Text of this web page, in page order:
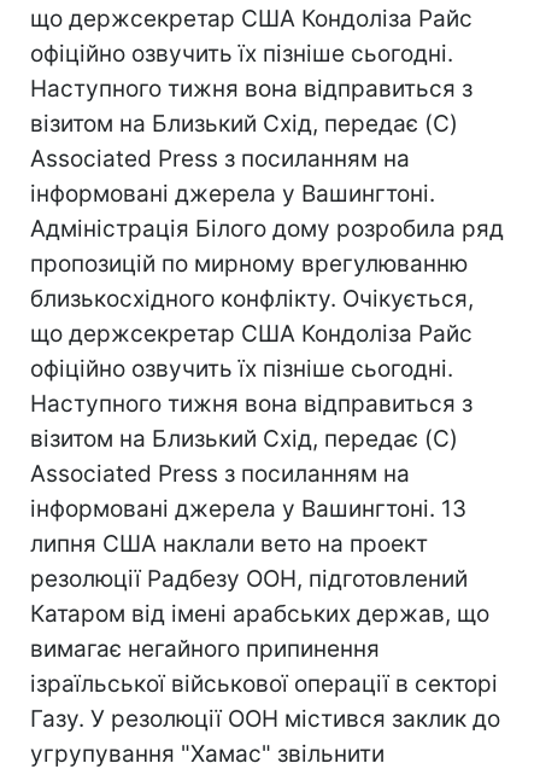
що держсекретар США Кондоліза Райс
офіційно озвучить їх пізніше сьогодні.
Наступного тижня вона відправиться з
візитом на Близький Схід, передає (C)
Associated Press з посиланням на
інформовані джерела у Вашингтоні.
Адміністрація Білого дому розробила ряд
пропозицій по мирному врегулюванню
близькосхідного конфлікту. Очікується,
що держсекретар США Кондоліза Райс
офіційно озвучить їх пізніше сьогодні.
Наступного тижня вона відправиться з
візитом на Близький Схід, передає (C)
Associated Press з посиланням на
інформовані джерела у Вашингтоні. 13
липня США наклали вето на проект
резолюції Радбезу ООН, підготовлений
Катаром від імені арабських держав, що
вимагає негайного припинення
ізраїльської військової операції в секторі
Газу. У резолюції ООН містився заклик до
угрупування "Хамас" звільнити